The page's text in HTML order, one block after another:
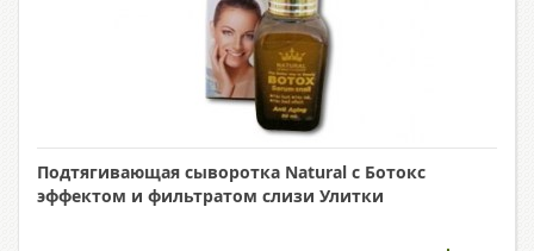
Подтягивающая сыворотка Natural с Ботокс
эффектом и фильтратом слизи Улитки